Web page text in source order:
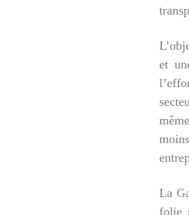
et
La
folie